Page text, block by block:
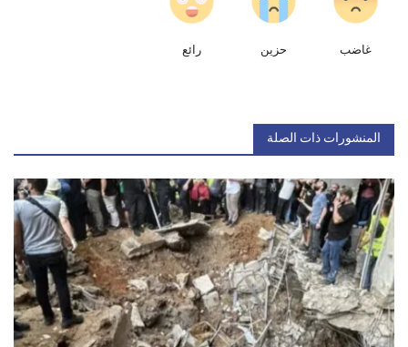
غاضب حزين رائع
المنشورات ذات الصلة